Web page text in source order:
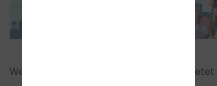
Welche Vorteile und welchen Mehrwert